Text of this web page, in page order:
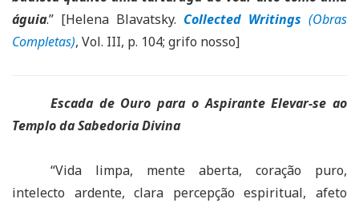
águia.” [Helena Blavatsky. Collected Writings (Obras
Completas), Vol. III, p. 104; grifo nosso]
Escada de Ouro para o Aspirante Elevar-se ao
Templo da Sabedoria Divina
“Vida limpa, mente aberta, coração puro,
intelecto ardente, clara percepção espiritual, afeto